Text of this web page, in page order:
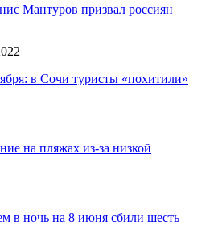
Мантуров призвал россиян
в Сочи туристы «похитили»
на пляжах из-за низкой
в ночь на 8 июня сбили шесть